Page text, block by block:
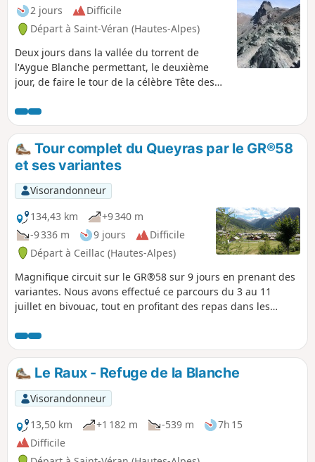
2 jours
Difficile
Départ à Saint-Véran (Hautes-Alpes)
Deux jours dans la vallée du torrent de
l'Aygue Blanche permettant, le deuxième
jour, de faire le tour de la célèbre Tête des
Tour complet du Queyras par le GR®58
et ses variantes
Visorandonneur
134,43 km
+9 340 m
-9 336 m
9 jours
Difficile
Départ à Ceillac (Hautes-Alpes)
Magnifique circuit sur le GR®58 sur 9 jours en prenant des
variantes. Nous avons effectué ce parcours du 3 au 11
juillet en bivouac, tout en profitant des repas dans les
de trouver des névés, la flore était en effervescence,
rendant ce parcours encore plus magnifique. Circuit difficile
avec certes des distances kilométriques raisonnables mais
avec des dénivelés importants : près de 10000 m de d+ sur
140 km.
Le Raux - Refuge de la Blanche
Visorandonneur
13,50 km
+1 182 m -539 m
7h 15
Difficile